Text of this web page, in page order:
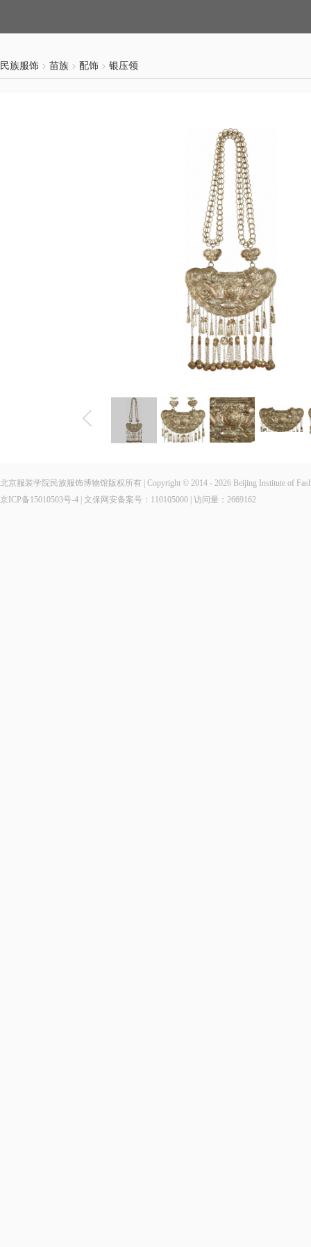
民族服饰 苗族 配饰 银压领
北京服装学院民族服饰博物馆版权所有 | Copyright © 2014 - 2026 Beijing Institute of
京ICP备15010503号-4 | 文保网安备案号：110105000 | 访问量： 2669162